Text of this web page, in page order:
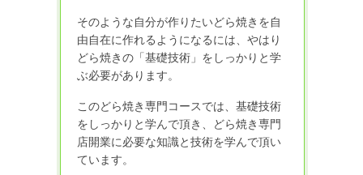
そのような自分が作りたいどら焼きを自
由自在に作れるようになるには、やはり
どら焼きの「基礎技術」をしっかりと学
ぶ必要があります。
このどら焼き専門コースでは、基礎技術
をしっかりと学んで頂き、どら焼き専門
店開業に必要な知識と技術を学んで頂い
ています。